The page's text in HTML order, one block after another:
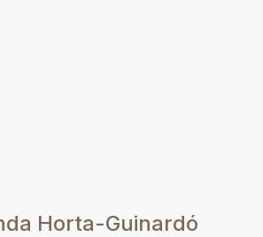
Horta-Guinardó